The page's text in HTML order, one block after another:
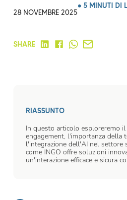
28 NOVEMBRE 2025
● 5 MINUTI DI
SHARE
RIASSUNTO
In questo articolo esploreremo
engagement, l'importanza della
l'integrazione dell'AI nel settore
come INGO offre soluzioni
un'interazione efficace e sicura